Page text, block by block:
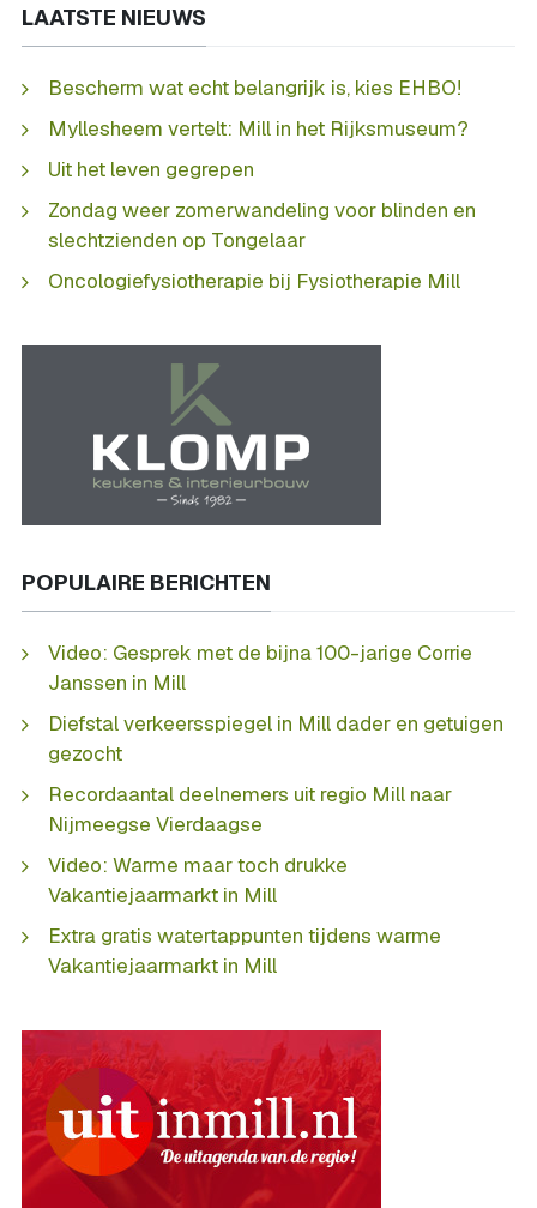
LAATSTE NIEUWS
Bescherm wat echt belangrijk is, kies EHBO!
Myllesheem vertelt: Mill in het Rijksmuseum?
Uit het leven gegrepen
Zondag weer zomerwandeling voor blinden en
slechtzienden op Tongelaar
Oncologiefysiotherapie bij Fysiotherapie Mill
POPULAIRE BERICHTEN
Video: Gesprek met de bijna 100-jarige Corrie
Janssen in Mill
Diefstal verkeersspiegel in Mill dader en getuigen
gezocht
Recordaantal deelnemers uit regio Mill naar
Nijmeegse Vierdaagse
Video: Warme maar toch drukke
Vakantiejaarmarkt in Mill
Extra gratis watertappunten tijdens warme
Vakantiejaarmarkt in Mill